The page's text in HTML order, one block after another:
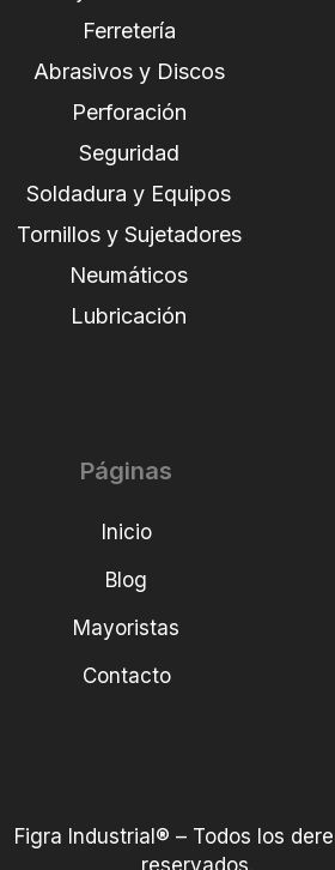
Ferretería
Abrasivos y Discos
Perforación
Seguridad
Soldadura y Equipos
Tornillos y Sujetadores
Neumáticos
Lubricación
Páginas
Inicio
Blog
Mayoristas
Contacto
Figra Industrial® – Todos los
reservados.